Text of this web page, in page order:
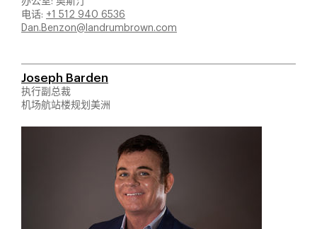
电话: +1 512 940 6536
Dan.Benzon@landrumbrown.com
Joseph Barden
执行副总裁
机场航站楼规划美洲